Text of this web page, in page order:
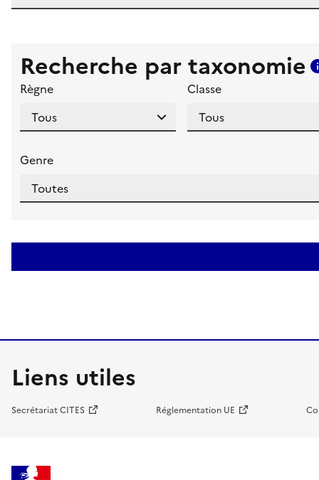
Recherche par taxonomie
Règne Classe
Genre
Liens utiles
Secrétariat CITES Réglementation UE